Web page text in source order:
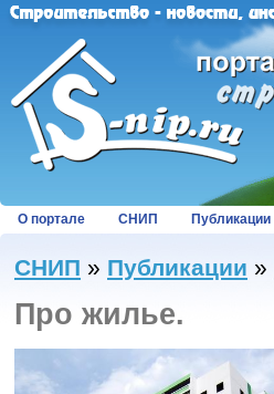
О портале СНИП Публикации
СНИП » Публикации »
Про жилье.